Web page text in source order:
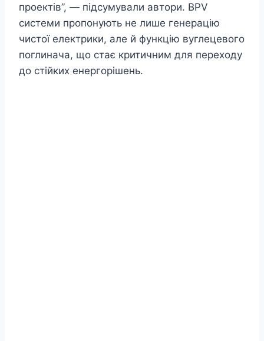
проектів”, — підсумували автори. BPV
системи пропонують не лише генерацію
чистої електрики, але й функцію вуглецевого
поглинача, що стає критичним для переходу
до стійких енергорішень.